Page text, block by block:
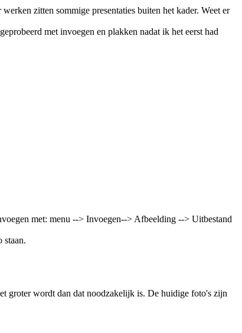
zitten sommige presentaties buiten het kader. Weet er
met invoegen en plakken nadat ik het eerst had
met: menu --> Invoegen--> Afbeelding --> Uitbestand
staan.
groter wordt dan dat noodzakelijk is. De huidige foto's zijn